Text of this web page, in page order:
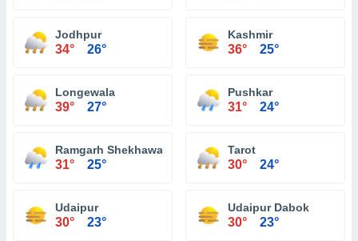
Jodhpur
34° 26°
Kashmir
36° 25°
Longewala
39° 27°
Pushkar
31° 24°
Ramgarh Shekhawati
31° 25°
Tarot
30° 24°
Udaipur
30° 23°
Udaipur Dabok
30° 23°